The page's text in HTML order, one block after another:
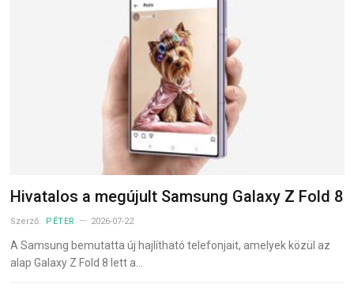
Hivatalos a megújult Samsung Galaxy Z Fold 8
Szerző: PÉTER 2026-07-22
A Samsung bemutatta új hajlítható telefonjait, amelyek közül az
alap Galaxy Z Fold 8 lett a…